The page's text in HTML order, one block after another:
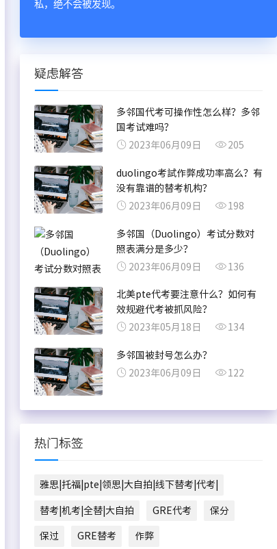
私，绝不会被发现。
疑虑解答
多邻国代考可操作性怎么样？多邻
国考试难吗？
2023年06月09日
205
duolingo考試作弊成功率高么？有
没有靠谱的替考机构？
2023年06月09日
198
多邻国（Duolingo）考试分数对
照表满分是多少？
2023年06月09日
136
北美pte代考要注意什么？如何有
效规避代考被抓风险？
2023年05月18日
134
多邻国被封号怎么办？
2023年06月09日
122
热门标签
雅思|托福|pte|领思|大自拍|线下替考|代考|
替考|机考|全替|大自拍 GRE代考 保分
保过 GRE替考 作弊